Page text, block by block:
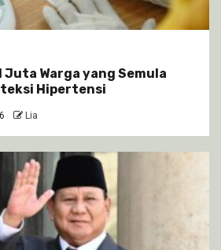
Juta Warga yang Semula
Hipertensi
Lia